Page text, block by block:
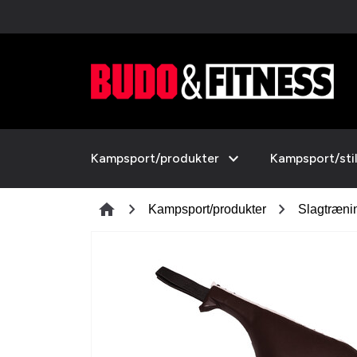
Kampsport/produkter expand_more Kampsport/stil
home chevron_right Kampsport/produkter chevron_right